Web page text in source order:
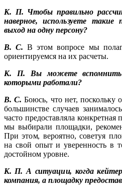
К. П. Чтобы правильно
наверное, используете
выход на одну персону?
В. С. В этом вопросе мы
ориентируемся на их расчеты.
К. П. Вы можете вспомнить
которыми работали?
В. С. Боюсь, что нет, поскольку
большинстве случаев
часто предоставляла
мы выбирали площадки,
При этом, вероятно, советуя
на свой опыт и уверенность в
достойном уровне.
К. П. А ситуации, когда
компания, а площадку